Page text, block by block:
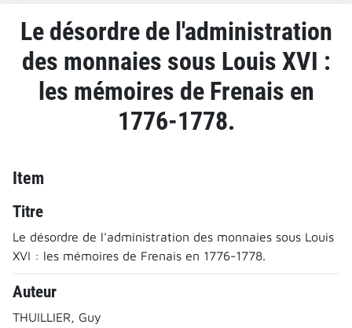
Le désordre de l'administration
des monnaies sous Louis XVI :
les mémoires de Frenais en
1776-1778.
Item
Titre
Le désordre de l'administration des monnaies sous Louis
XVI : les mémoires de Frenais en 1776-1778.
Auteur
THUILLIER, Guy